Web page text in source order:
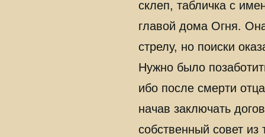
склеп, табличка с
главой дома Огня.
стрелу, но поиски
Нужно было
ибо после смерти
начав заключать
собственный совет